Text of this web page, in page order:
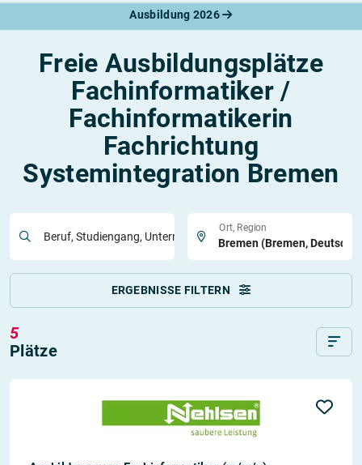
Ausbildung 2026
Freie Ausbildungsplätze
Fachinformatiker /
Fachinformatikerin
Fachrichtung
Systemintegration Bremen
Beruf, Studiengang, Unternehmen
Ort, Region
ERGEBNISSE FILTERN
5
Plätze